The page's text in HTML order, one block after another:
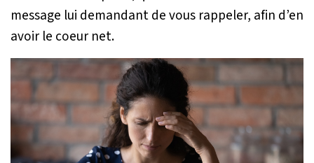
message lui demandant de vous rappeler, afin d’en
avoir le coeur net.